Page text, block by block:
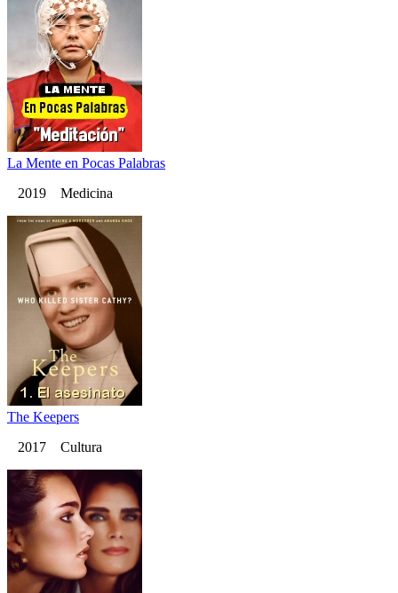
La Mente en Pocas Palabras
2019 Medicina
The Keepers
2017 Cultura